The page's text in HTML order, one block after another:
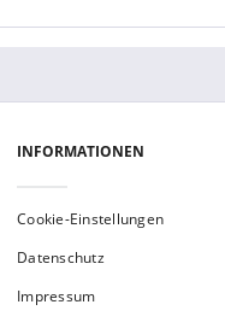
INFORMATIONEN
Cookie-Einstellungen
Datenschutz
Impressum